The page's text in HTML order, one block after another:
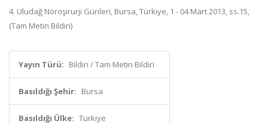
4. Uludağ Nöroşirurji Günleri, Bursa, Türkiye, 1 - 04 Mart 2013, ss.15,
(Tam Metin Bildiri)
Yayın Türü: Bildiri / Tam Metin Bildiri
Basıldığı Şehir: Bursa
Basıldığı Ülke: Türkiye